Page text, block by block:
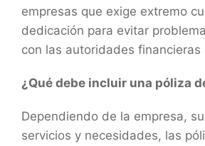
empresas que exige extremo
dedicación para evitar
con las autoridades financieras
¿Qué debe incluir una póliza
Dependiendo de la empresa,
servicios y necesidades, las